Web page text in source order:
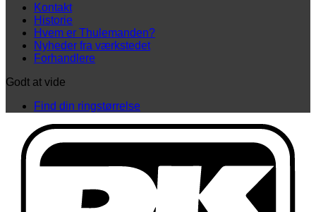
Kontakt
Historie
Hvem er Thulemanden?
Nyheder fra værkstedet
Forhandlere
Godt at vide
Find din ringstørrelse